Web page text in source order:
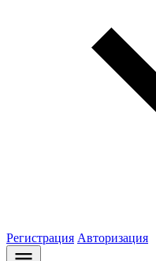
Регистрация Авторизация